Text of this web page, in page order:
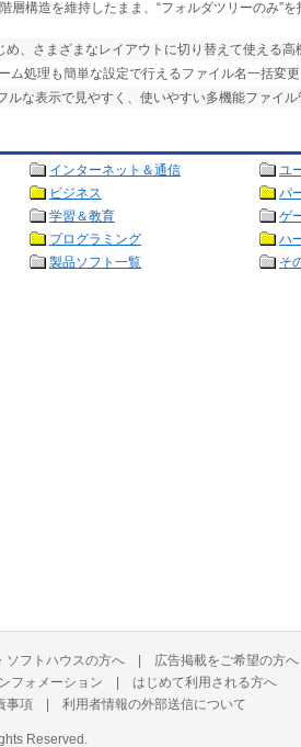
層構造を維持したまま、“フォルダツリーのみ”
め、さまざまなレイアウトに切り替えて使える高
ム処理も簡単な設定で行えるファイル名一括変更
ルな表示で見やすく、使いやすい多機能ファイル
インターネット＆通信
ユ
ビジネス
パ
学習＆教育
ゲ
プログラミング
ハ
製品ソフト一覧 そ
ソフトハウスの方へ | 広告掲載をご希望の方へ
フォメーション | はじめて利用される方へ
事項 | 利用者情報の外部送信について
Reserved.